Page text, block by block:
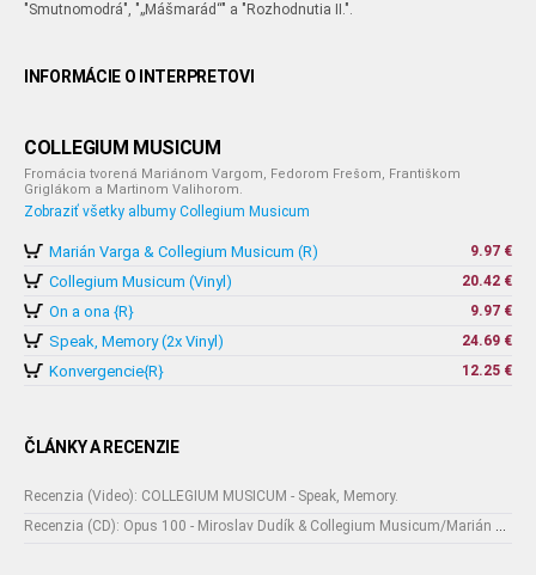
"Smutnomodrá", "„Mášmarád“" a "Rozhodnutia II.".
INFORMÁCIE O INTERPRETOVI
COLLEGIUM MUSICUM
Fromácia tvorená Mariánom Vargom, Fedorom Frešom, Františkom
Griglákom a Martinom Valihorom.
Zobraziť všetky albumy Collegium Musicum
Marián Varga & Collegium Musicum (R) 9.97 €
Collegium Musicum (Vinyl) 20.42 €
On a ona {R} 9.97 €
Speak, Memory (2x Vinyl) 24.69 €
Konvergencie{R} 12.25 €
ČLÁNKY A RECENZIE
Recenzia (Video): COLLEGIUM MUSICUM - Speak, Memory.
Recenzia (CD): Opus 100 - Miroslav Dudík & Collegium Musicum/Marián Varga